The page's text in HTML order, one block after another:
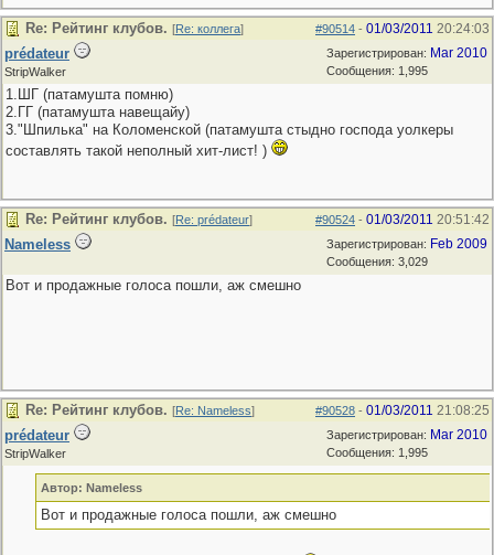
#90514 - 01/03/2011 20:24:03
Re: Рейтинг клубов. [Re: коллега]
Зарегистрирован: Mar 2010
Сообщения: 1,995
prédateur
StripWalker
1.ШГ (патамушта помню)
2.ГГ (патамушта навещайу)
3."Шпилька" на Коломенской (патамушта стыдно господа уолкеры
составлять такой неполный хит-лист! )
#90524 - 01/03/2011 20:51:42
Re: Рейтинг клубов. [Re: prédateur]
Зарегистрирован: Feb 2009
Сообщения: 3,029
Nameless
Вот и продажные голоса пошли, аж смешно
#90528 - 01/03/2011 21:08:25
Re: Рейтинг клубов. [Re: Nameless]
Зарегистрирован: Mar 2010
Сообщения: 1,995
prédateur
StripWalker
Автор: Nameless
Вот и продажные голоса пошли, аж смешно